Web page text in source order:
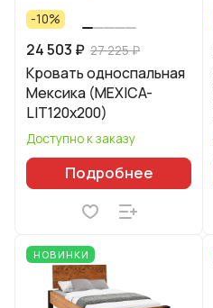
-10%
24 503 ₽ 27 225 ₽
Кровать односпальная
Мексика (MEXICA-
LIT120х200)
Доступно к заказу
Подробнее
НОВИНКИ